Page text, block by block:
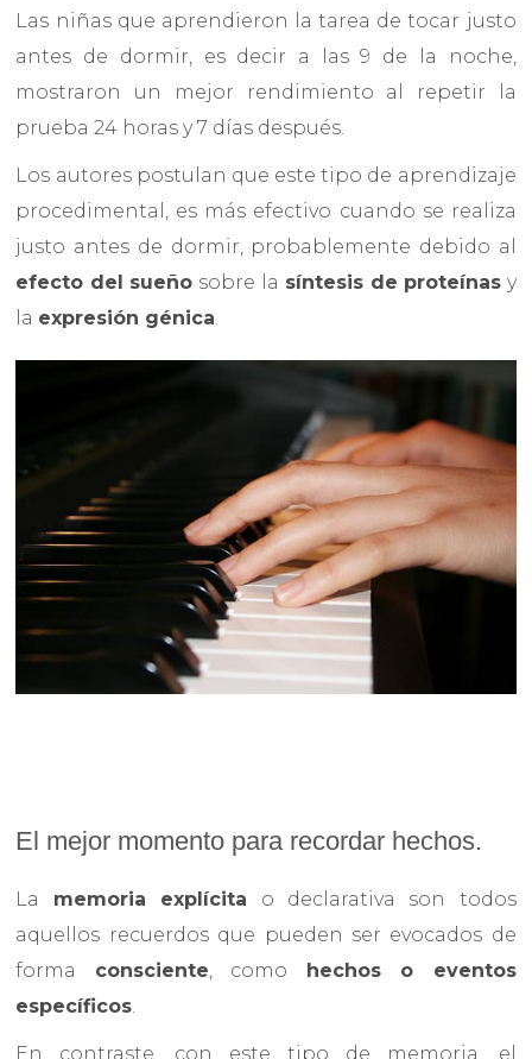
Las niñas que aprendieron la tarea de tocar justo
antes de dormir, es decir a las 9 de la noche,
mostraron un mejor rendimiento al repetir la
prueba 24 horas y 7 días después.
Los autores postulan que este tipo de aprendizaje
procedimental, es más efectivo cuando se realiza
justo antes de dormir, probablemente debido al
efecto del sueño sobre la síntesis de proteínas y
la expresión génica.
El mejor momento para recordar hechos.
La memoria explícita o declarativa son todos
aquellos recuerdos que pueden ser evocados de
forma consciente, como
hechos o eventos
específicos.
En contraste, con este tipo de memoria, el